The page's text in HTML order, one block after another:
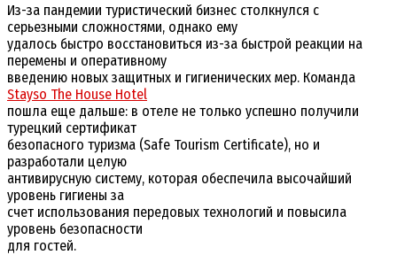
Из-за пандемии туристический бизнес столкнулся с
серьезными сложностями, однако ему
удалось быстро восстановиться из-за быстрой реакции на
перемены и оперативному
введению новых защитных и гигиенических мер. Команда
Stayso The House Hotel
пошла еще дальше: в отеле не только успешно получили
турецкий сертификат
безопасного туризма (Safe Tourism Certificate), но и
разработали целую
антивирусную систему, которая обеспечила высочайший
уровень гигиены за
счет использования передовых технологий и повысила
уровень безопасности
для гостей.